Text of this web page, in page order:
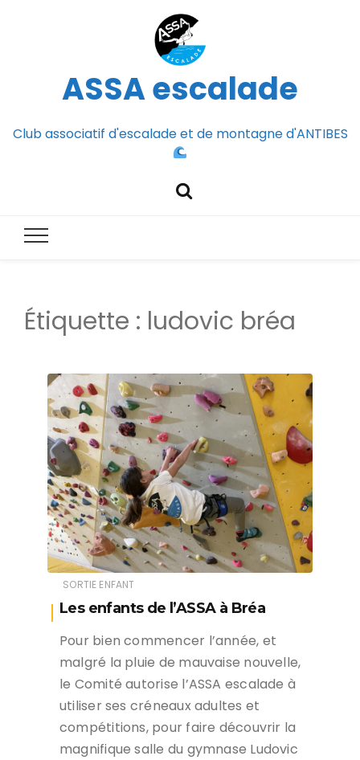
ASSA escalade
Club associatif d'escalade et de montagne d'ANTIBES
Étiquette : ludovic bréa
SORTIE ENFANT
Les enfants de l’ASSA à Bréa
Pour bien commencer l’année, et
malgré la pluie de mauvaise nouvelle,
le Comité autorise l’ASSA escalade à
utiliser ses créneaux adultes et
compétitions, pour faire découvrir la
magnifique salle du gymnase Ludovic